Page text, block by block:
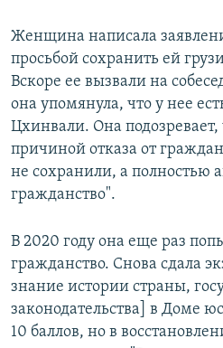
Женщина написала
просьбой сохранить ей
Вскоре ее вызвали на
она упомянула, что у нее
Цхинвали. Она подозревает,
причиной отказа от
не сохранили, а полностью
гражданство".
В 2020 году она еще раз
гражданство. Снова сдала
знание истории страны,
законодательства] в Доме
10 баллов, но в